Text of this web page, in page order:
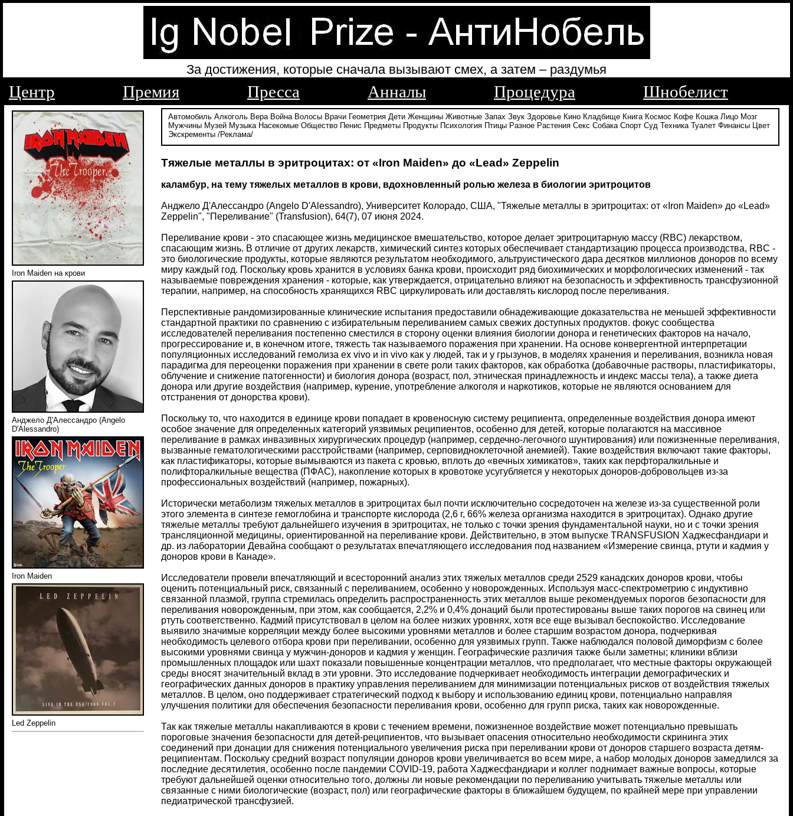
За достижения, которые сначала вызывают смех, а затем – раздумья
Центр Премия Пресса Анналы Процедура Шнобелист
Iron Maiden на крови
Анджело Д'Алессандро (Angelo
D'Alessandro)
Iron Maiden
Led Zeppelin
Автомобиль Алкоголь Вера Война Волосы Врачи Геометрия Дети Женщины Животные Запах Звук Здоровье Кино Кладбище Книга Космос Кофе Кошка Лицо Мозг
Мужчины Музей Музыка Насекомые Общество Пенис Предметы Продукты Психология Птицы Разное Растения Секс Собака Спорт Суд Техника Туалет Финансы
Цвет
Экскременты /Реклама/
Тяжелые металлы в эритроцитах: от «Iron Maiden» до «Lead» Zeppelin
каламбур, на тему тяжелых металлов в крови, вдохновленный ролью железа в биологии эритроцитов
Анджело Д'Алессандро (Angelo D'Alessandro), Университет Колорадо, США, "Тяжелые металлы в эритроцитах: от «Iron Maiden» до «Lead»
Zeppelin", "Переливание" (Transfusion), 64(7), 07 июня 2024.
Переливание крови - это спасающее жизнь медицинское вмешательство, которое делает эритроцитарную массу (RBC) лекарством,
спасающим жизнь. В отличие от других лекарств, химический синтез которых обеспечивает стандартизацию процесса производства, RBC -
это биологические продукты, которые являются результатом необходимого, альтруистического дара десятков миллионов доноров по всему
миру каждый год. Поскольку кровь хранится в условиях банка крови, происходит ряд биохимических и морфологических изменений - так
называемые повреждения хранения - которые, как утверждается, отрицательно влияют на безопасность и эффективность трансфузионной
терапии, например, на способность хранящихся RBC циркулировать или доставлять кислород после переливания.
Перспективные рандомизированные клинические испытания предоставили обнадеживающие доказательства не меньшей эффективности
стандартной практики по сравнению с избирательным переливанием самых свежих доступных продуктов. фокус сообщества
исследователей переливания постепенно сместился в сторону оценки влияния биологии донора и генетических факторов на начало,
прогрессирование и, в конечном итоге, тяжесть так называемого поражения при хранении. На основе конвергентной интерпретации
популяционных исследований гемолиза ex vivo и in vivo как у людей, так и у грызунов, в моделях хранения и переливания, возникла новая
парадигма для переоценки поражения при хранении в свете роли таких факторов, как обработка (добавочные растворы, пластификаторы,
облучение и снижение патогенности) и биология донора (возраст, пол, этническая принадлежность и индекс массы тела), а также диета
донора или другие воздействия (например, курение, употребление алкоголя и наркотиков, которые не являются основанием для
отстранения от донорства крови).
Поскольку то, что находится в единице крови попадает в кровеносную систему реципиента, определенные воздействия донора имеют
особое значение для определенных категорий уязвимых реципиентов, особенно для детей, которые полагаются на массивное
переливание в рамках инвазивных хирургических процедур (например, сердечно-легочного шунтирования) или пожизненные переливания,
вызванные гематологическими расстройствами (например, серповидноклеточной анемией). Такие воздействия включают такие факторы,
как пластификаторы, которые вымываются из пакета с кровью, вплоть до «вечных химикатов», таких как перфторалкильные и
полифторалкильные вещества (ПФАС), накопление которых в кровотоке усугубляется у некоторых доноров-добровольцев из-за
профессиональных воздействий (например, пожарных).
Исторически метаболизм тяжелых металлов в эритроцитах был почти исключительно сосредоточен на железе из-за существенной роли
этого элемента в синтезе гемоглобина и транспорте кислорода (2,6 г, 66% железа организма находится в эритроцитах). Однако другие
тяжелые металлы требуют дальнейшего изучения в эритроцитах, не только с точки зрения фундаментальной науки, но и с точки зрения
трансляционной медицины, ориентированной на переливание крови. Действительно, в этом выпуске TRANSFUSION Хаджесфандиари и
др. из лаборатории Девайна сообщают о результатах впечатляющего исследования под названием «Измерение свинца, ртути и кадмия у
доноров крови в Канаде».
Исследователи провели впечатляющий и всесторонний анализ этих тяжелых металлов среди 2529 канадских доноров крови, чтобы
оценить потенциальный риск, связанный с переливанием, особенно у новорожденных. Используя масс-спектрометрию с индуктивно
связанной плазмой, группа стремилась определить распространенность этих металлов выше рекомендуемых порогов безопасности для
переливания новорожденным, при этом, как сообщается, 2,2% и 0,4% донаций были протестированы выше таких порогов на свинец или
ртуть соответственно. Кадмий присутствовал в целом на более низких уровнях, хотя все еще вызывал беспокойство. Исследование
выявило значимые корреляции между более высокими уровнями металлов и более старшим возрастом донора, подчеркивая
необходимость целевого отбора крови при переливании, особенно для уязвимых групп. Также наблюдался половой диморфизм с более
высокими уровнями свинца у мужчин-доноров и кадмия у женщин. Географические различия также были заметны; клиники вблизи
промышленных площадок или шахт показали повышенные концентрации металлов, что предполагает, что местные факторы окружающей
среды вносят значительный вклад в эти уровни. Это исследование подчеркивает необходимость интеграции демографических и
географических данных доноров в практику управления переливанием для минимизации потенциальных рисков от воздействия тяжелых
металлов. В целом, оно поддерживает стратегический подход к выбору и использованию единиц крови, потенциально направляя
улучшения политики для обеспечения безопасности переливания крови, особенно для групп риска, таких как новорожденные.
Так как тяжелые металлы накапливаются в крови с течением времени, пожизненное воздействие может потенциально превышать
пороговые значения безопасности для детей-реципиентов, что вызывает опасения относительно необходимости скрининга этих
соединений при донации для снижения потенциального увеличения риска при переливании крови от доноров старшего возраста детям-
реципиентам. Поскольку средний возраст популяции доноров крови увеличивается во всем мире, а набор молодых доноров замедлился за
последние десятилетия, особенно после пандемии COVID-19, работа Хаджесфандиари и коллег поднимает важные вопросы, которые
требуют дальнейшей оценки относительно того, должны ли новые рекомендации по переливанию учитывать тяжелые металлы или
связанные с ними биологические (возраст, пол) или географические факторы в ближайшем будущем, по крайней мере при управлении
педиатрической трансфузией.